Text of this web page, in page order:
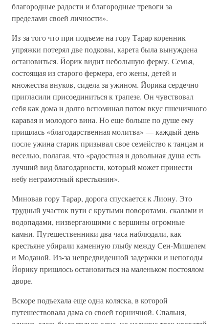
благородные радости и благородные тревоги за
пределами своей личности».
Из-за того что при подъеме на гору Тарар коренник
упряжки потерял две подковы, карета была вынуждена
остановиться. Йорик видит небольшую ферму. Семья,
состоящая из старого фермера, его жены, детей и
множества внуков, сидела за ужином. Йорика сердечно
пригласили присоединиться к трапезе. Он чувствовал
себя как дома и долго вспоминал потом вкус пшеничного
каравая и молодого вина. Но еще больше по душе ему
пришлась «благодарственная молитва» — каждый день
после ужина старик призывал свое семейство к танцам и
веселью, полагая, что «радостная и довольная душа есть
лучший вид благодарности, который может принести
небу неграмотный крестьянин».
Миновав гору Тарар, дорога спускается к Лиону. Это
трудный участок пути с крутыми поворотами, скалами и
водопадами, низвергающими с вершины огромные
камни. Путешественники два часа наблюдали, как
крестьяне убирали каменную глыбу между Сен-Мишелем
и Моданой. Из-за непредвиденной задержки и непогоды
Йорику пришлось остановиться на маленьком постоялом
дворе.
Вскоре подъехала еще одна коляска, в которой
путешествовала дама со своей горничной. Спальня,